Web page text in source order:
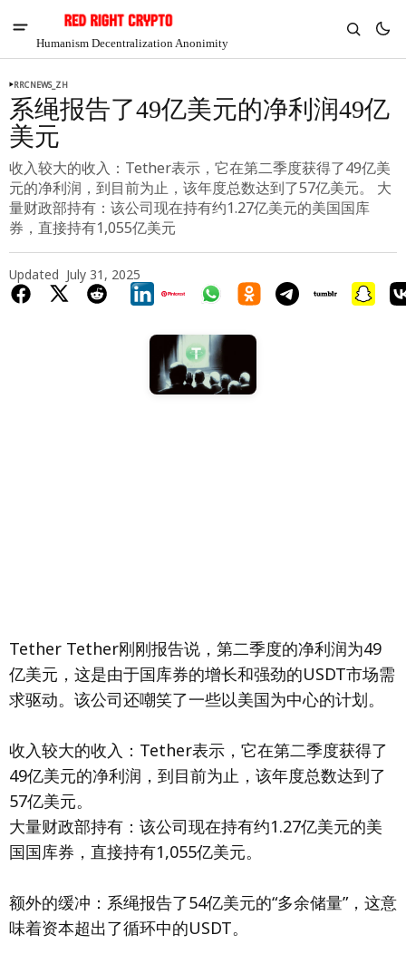
Humanism Decentralization Anonimity
RRCNEWS_ZH
系绳报告了49亿美元的净利润49亿
美元
收入较大的收入：Tether表示，它在第二季度获得了49亿美
元的净利润，到目前为止，该年度总数达到了57亿美元。 大
量财政部持有：该公司现在持有约1.27亿美元的美国国库
券，直接持有1,055亿美元
Updated July 31, 2025
Tether Tether刚刚报告说，第二季度的净利润为49
亿美元，这是由于国库券的增长和强劲的USDT市场需
求驱动。该公司还嘲笑了一些以美国为中心的计划。
收入较大的收入：Tether表示，它在第二季度获得了
49亿美元的净利润，到目前为止，该年度总数达到了
57亿美元。
大量财政部持有：该公司现在持有约1.27亿美元的美
国国库券，直接持有1,055亿美元。
额外的缓冲：系绳报告了54亿美元的“多余储量”，这意
味着资本超出了循环中的USDT。